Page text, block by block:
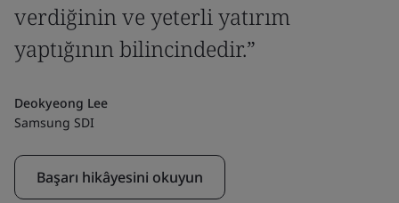
verdiğinin ve yeterli yatırım
yaptığının bilincindedir.”
Deokyeong Lee
Samsung SDI
Başarı hikâyesini okuyun